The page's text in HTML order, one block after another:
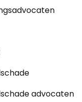
advocaten